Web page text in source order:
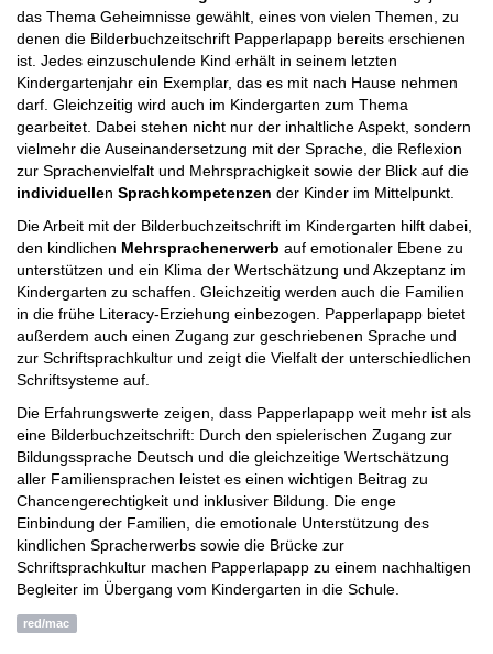
das Thema Geheimnisse gewählt, eines von vielen Themen, zu
denen die Bilderbuchzeitschrift Papperlapapp bereits erschienen
ist. Jedes einzuschulende Kind erhält in seinem letzten
Kindergartenjahr ein Exemplar, das es mit nach Hause nehmen
darf. Gleichzeitig wird auch im Kindergarten zum Thema
gearbeitet. Dabei stehen nicht nur der inhaltliche Aspekt, sondern
vielmehr die Auseinandersetzung mit der Sprache, die Reflexion
zur Sprachenvielfalt und Mehrsprachigkeit sowie der Blick auf die
individuellen Sprachkompetenzen der Kinder im Mittelpunkt.
Die Arbeit mit der Bilderbuchzeitschrift im Kindergarten hilft dabei,
den kindlichen Mehrsprachenerwerb auf emotionaler Ebene zu
unterstützen und ein Klima der Wertschätzung und Akzeptanz im
Kindergarten zu schaffen. Gleichzeitig werden auch die Familien
in die frühe Literacy-Erziehung einbezogen. Papperlapapp bietet
außerdem auch einen Zugang zur geschriebenen Sprache und
zur Schriftsprachkultur und zeigt die Vielfalt der unterschiedlichen
Schriftsysteme auf.
Die Erfahrungswerte zeigen, dass Papperlapapp weit mehr ist als
eine Bilderbuchzeitschrift: Durch den spielerischen Zugang zur
Bildungssprache Deutsch und die gleichzeitige Wertschätzung
aller Familiensprachen leistet es einen wichtigen Beitrag zu
Chancengerechtigkeit und inklusiver Bildung. Die enge
Einbindung der Familien, die emotionale Unterstützung des
kindlichen Spracherwerbs sowie die Brücke zur
Schriftsprachkultur machen Papperlapapp zu einem nachhaltigen
Begleiter im Übergang vom Kindergarten in die Schule.
red/mac